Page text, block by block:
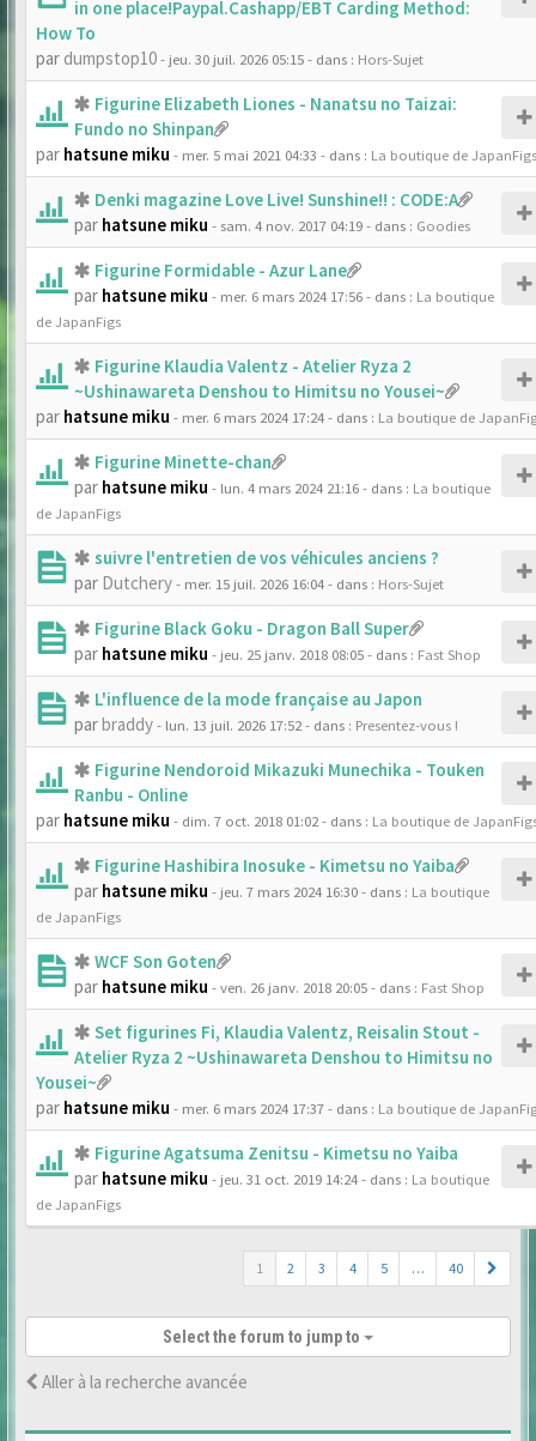
in one place!Paypal.Cashapp/EBT Carding Method:
How To
par dumpstop10- jeu. 30 juil. 2026 05:15- dans : Hors-Sujet
Figurine Elizabeth Liones - Nanatsu no Taizai:
Fundo no Shinpan
par hatsune miku - mer. 5 mai 2021 04:33 - dans : La boutique de JapanFigs
Denki magazine Love Live! Sunshine!! : CODE:A
par hatsune miku - sam. 4 nov. 2017 04:19- dans : Goodies
Figurine Formidable - Azur Lane
par hatsune miku - mer. 6 mars 2024 17:56- dans : La boutique
de JapanFigs
Figurine Klaudia Valentz - Atelier Ryza 2
~Ushinawareta Denshou to Himitsu no Yousei~
par hatsune miku - mer. 6 mars 2024 17:24- dans : La boutique de
Figurine Minette-chan
par hatsune miku - lun. 4 mars 2024 21:16- dans : La boutique
de JapanFigs
suivre l'entretien de vos véhicules anciens ?
par Dutchery- mer. 15 juil. 2026 16:04- dans : Hors-Sujet
Figurine Black Goku - Dragon Ball Super
par hatsune miku - jeu. 25 janv. 2018 08:05- dans : Fast Shop
L'influence de la mode française au Japon
parbraddy- lun. 13 juil. 2026 17:52- dans : Presentez-vous !
Figurine Nendoroid Mikazuki Munechika - Touken
Ranbu - Online
par hatsune miku - dim. 7 oct. 2018 01:02- dans : La boutique de
Figurine Hashibira Inosuke - Kimetsu no Yaiba
par hatsune miku - jeu. 7 mars 2024 16:30- dans : La boutique
de JapanFigs
WCF Son Goten
par hatsune miku - ven. 26 janv. 2018 20:05- dans : Fast Shop
Set figurines Fi, Klaudia Valentz, Reisalin Stout -
Atelier Ryza 2 ~Ushinawareta Denshou to Himitsu no
Yousei~
par hatsune miku - mer. 6 mars 2024 17:37- dans : La boutique de
Figurine Agatsuma Zenitsu - Kimetsu no Yaiba
par hatsune miku - jeu. 31 oct. 2019 14:24- dans : La boutique
de JapanFigs
1 2 3 4 5 … 40
Select the forum to jump to
Aller à la recherche avancée